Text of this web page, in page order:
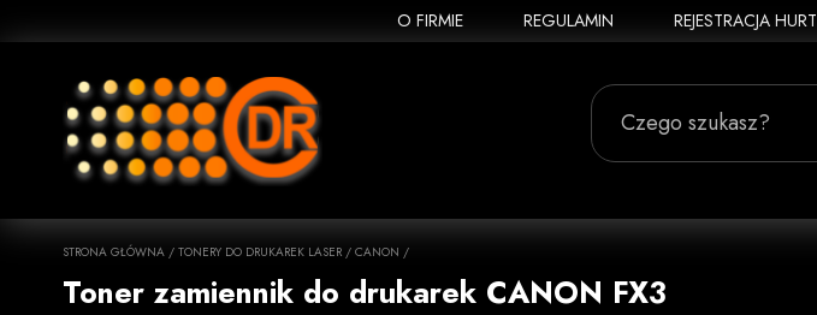
O FIRMIE REGULAMIN REJESTRACJA HURT
Czego szukasz?
STRONA GŁÓWNA / TONERY DO DRUKAREK LASER / CANON /
Toner zamiennik do drukarek CANON FX3